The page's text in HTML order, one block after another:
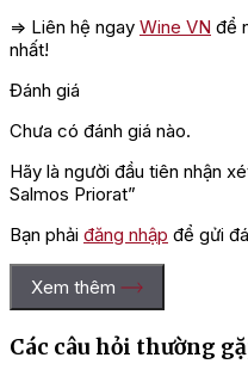
=> Liên hệ ngay Wine VN để
nhất!
Đánh giá
Chưa có đánh giá nào.
Hãy là người đầu tiên nhận
Salmos Priorat”
Bạn phải đăng nhập để gửi
Xem thêm
Các câu hỏi thường